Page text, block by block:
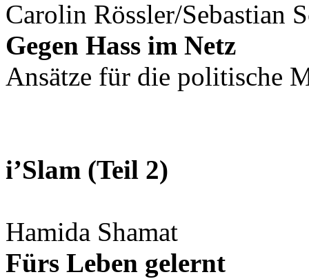
Carolin Rössler/Sebastian
Gegen Hass im Netz
Ansätze für die politische
i’Slam (Teil 2)
Hamida Shamat
Fürs Leben gelernt